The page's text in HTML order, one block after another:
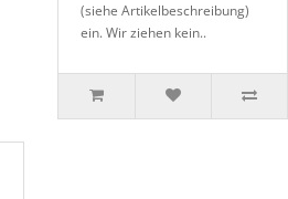
(siehe Artikelbeschreibung)
ein. Wir ziehen kein..